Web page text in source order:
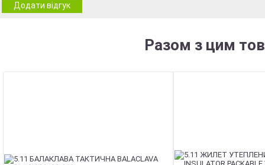
Додати відгук
Разом з цим